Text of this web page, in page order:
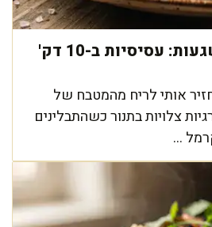
פרגיות בתנור משגעות: עסיסיות ב-10 דק'
אותי לריח מהמטבח של
צלויות בתנור כשהתבלינים
...